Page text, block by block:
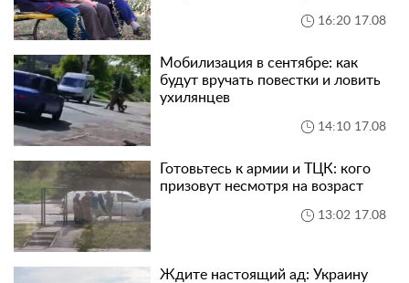
16:20 17.08
Мобилизация в сентябре: как
будут вручать повестки и ловить
ухилянцев
14:10 17.08
Готовьтесь к армии и ТЦК: кого
призовут несмотря на возраст
13:02 17.08
Ждите настоящий ад: Украину